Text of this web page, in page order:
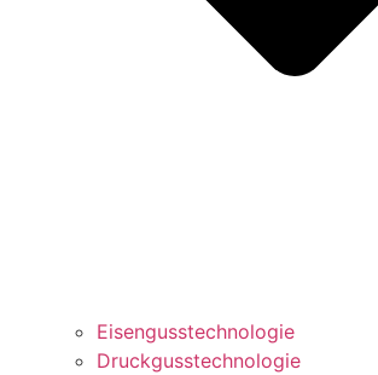
Eisengusstechnologie
Druckgusstechnologie